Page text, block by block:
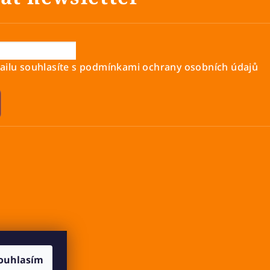
souhlasíte s podmínkami ochrany osobních údajů